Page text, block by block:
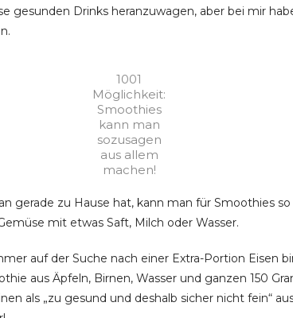
gesunden Drinks heranzuwagen, aber bei mir
1001
Möglichkeit:
Smoothies
kann man
sozusagen
aus allem
machen!
gerade zu Hause hat, kann man für Smoothies
mit etwas Saft, Milch oder Wasser.
auf der Suche nach einer Extra-Portion Eisen
aus Äpfeln, Birnen, Wasser und ganzen 150
als „zu gesund und deshalb sicher nicht fein“